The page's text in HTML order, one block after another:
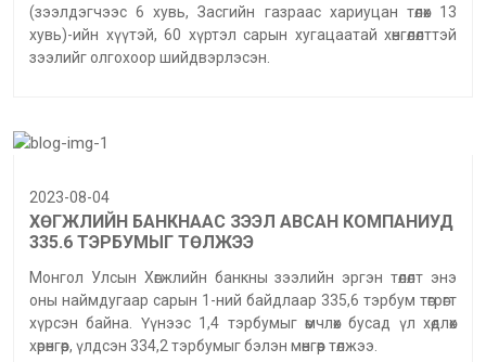
(зээлдэгчээс 6 хувь, Засгийн газраас хариуцан төлөх 13
хувь)-ийн хүүтэй, 60 хүртэл сарын хугацаатай хөнгөлөлттэй
зээлийг олгохоор шийдвэрлэсэн.
2023-08-04
ХӨГЖЛИЙН БАНКНААС ЗЭЭЛ АВСАН КОМПАНИУД
335.6 ТЭРБУМЫГ ТӨЛЖЭЭ
Монгол Улсын Хөгжлийн банкны зээлийн эргэн төлөлт энэ
оны наймдугаар сарын 1-ний байдлаар 335,6 тэрбум төгрөгт
хүрсэн байна. Үүнээс 1,4 тэрбумыг өмчлөх бусад үл хөдлөх
хөрөнгөөр, үлдсэн 334,2 тэрбумыг бэлэн мөнгөөр төлжээ.